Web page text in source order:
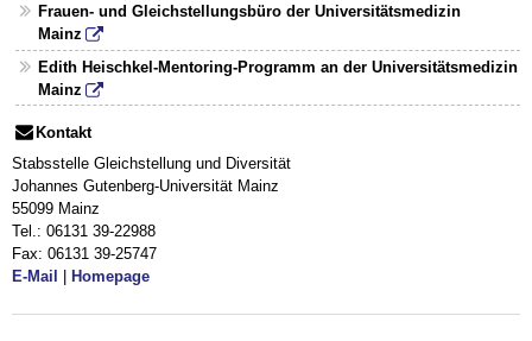
Frauen- und Gleichstellungsbüro der Universitätsmedizin
Mainz
Edith Heischkel-Mentoring-Programm an der Universitätsmedizin
Mainz
Kontakt
Stabsstelle Gleichstellung und Diversität
Johannes Gutenberg-Universität Mainz
55099 Mainz
Tel.: 06131 39-22988
Fax: 06131 39-25747
E-Mail | Homepage